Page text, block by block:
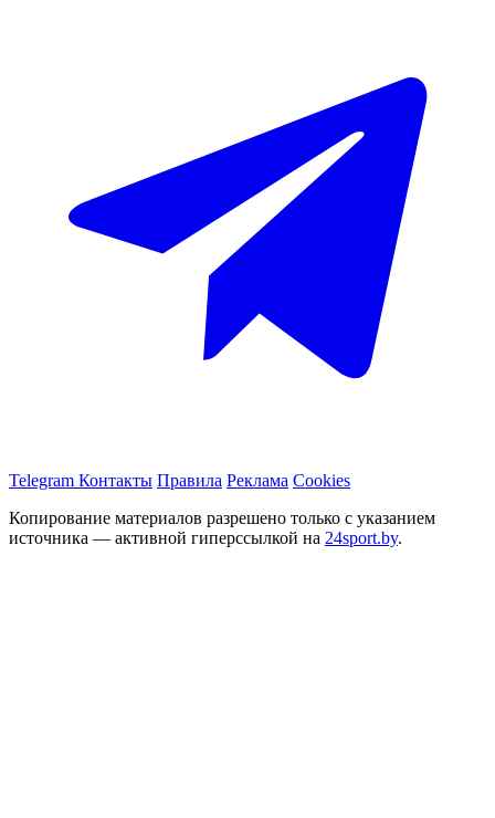
Telegram Контакты Правила Реклама Cookies
Копирование материалов разрешено только с указанием
источника — активной гиперссылкой на 24sport.by.